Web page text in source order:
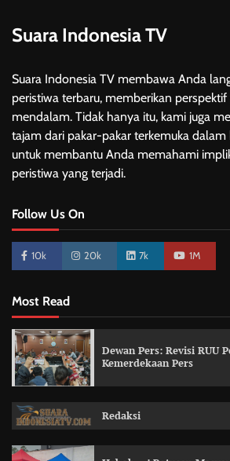
Suara Indonesia TV
Suara Indonesia TV membawa Anda
peristiwa terbaru, memberikan
mendalam. Tidak hanya itu, kami juga
tajam dari pakar-pakar terkemuka dalam
untuk membantu Anda memahami
peristiwa yang terjadi.
Follow Us On
10k 20k 7k 1M
Most Read
Dewan Pers: Revisi RUU
Kemerdekaan Pers
Redaksi